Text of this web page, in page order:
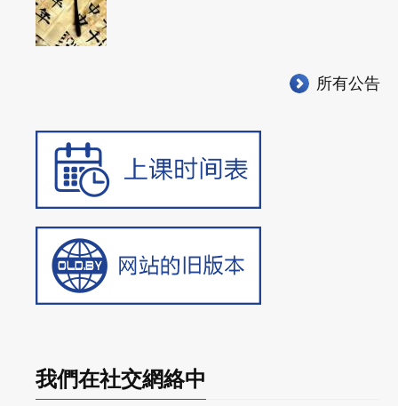
所有公告
我們在社交網絡中